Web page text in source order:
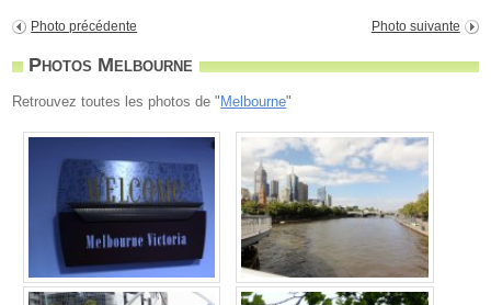
Photo précédente Photo suivante
Photos Melbourne
Retrouvez toutes les photos de " Melbourne"